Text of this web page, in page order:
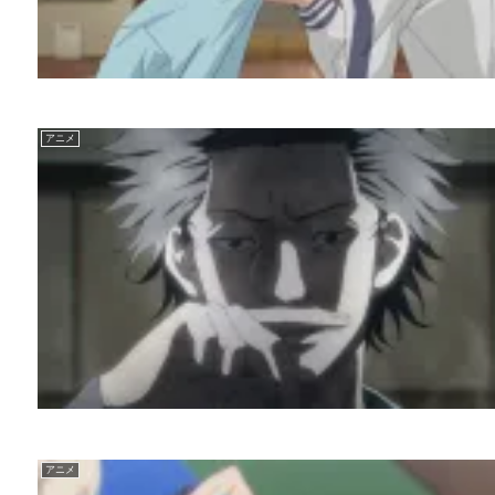
アニメ
アニメ